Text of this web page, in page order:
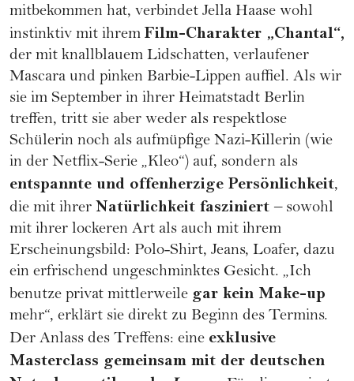
mitbekommen hat, verbindet Jella Haase wohl
instinktiv mit ihrem Film-Charakter „Chantal“,
der mit knallblauem Lidschatten, verlaufener
Mascara und pinken Barbie-Lippen auffiel. Als wir
sie im September in ihrer Heimatstadt Berlin
treffen, tritt sie aber weder als respektlose
Schülerin noch als aufmüpfige Nazi-Killerin (wie
in der Netflix-Serie „Kleo“) auf, sondern als
entspannte und offenherzige Persönlichkeit,
die mit ihrer Natürlichkeit fasziniert– sowohl
mit ihrer lockeren Art als auch mit ihrem
Erscheinungsbild: Polo-Shirt, Jeans, Loafer, dazu
ein erfrischend ungeschminktes Gesicht. „Ich
benutze privat mittlerweile gar kein Make-up
mehr“, erklärt sie direkt zu Beginn des Termins.
Der Anlass des Treffens: eine exklusive
Masterclass gemeinsam mit der deutschen